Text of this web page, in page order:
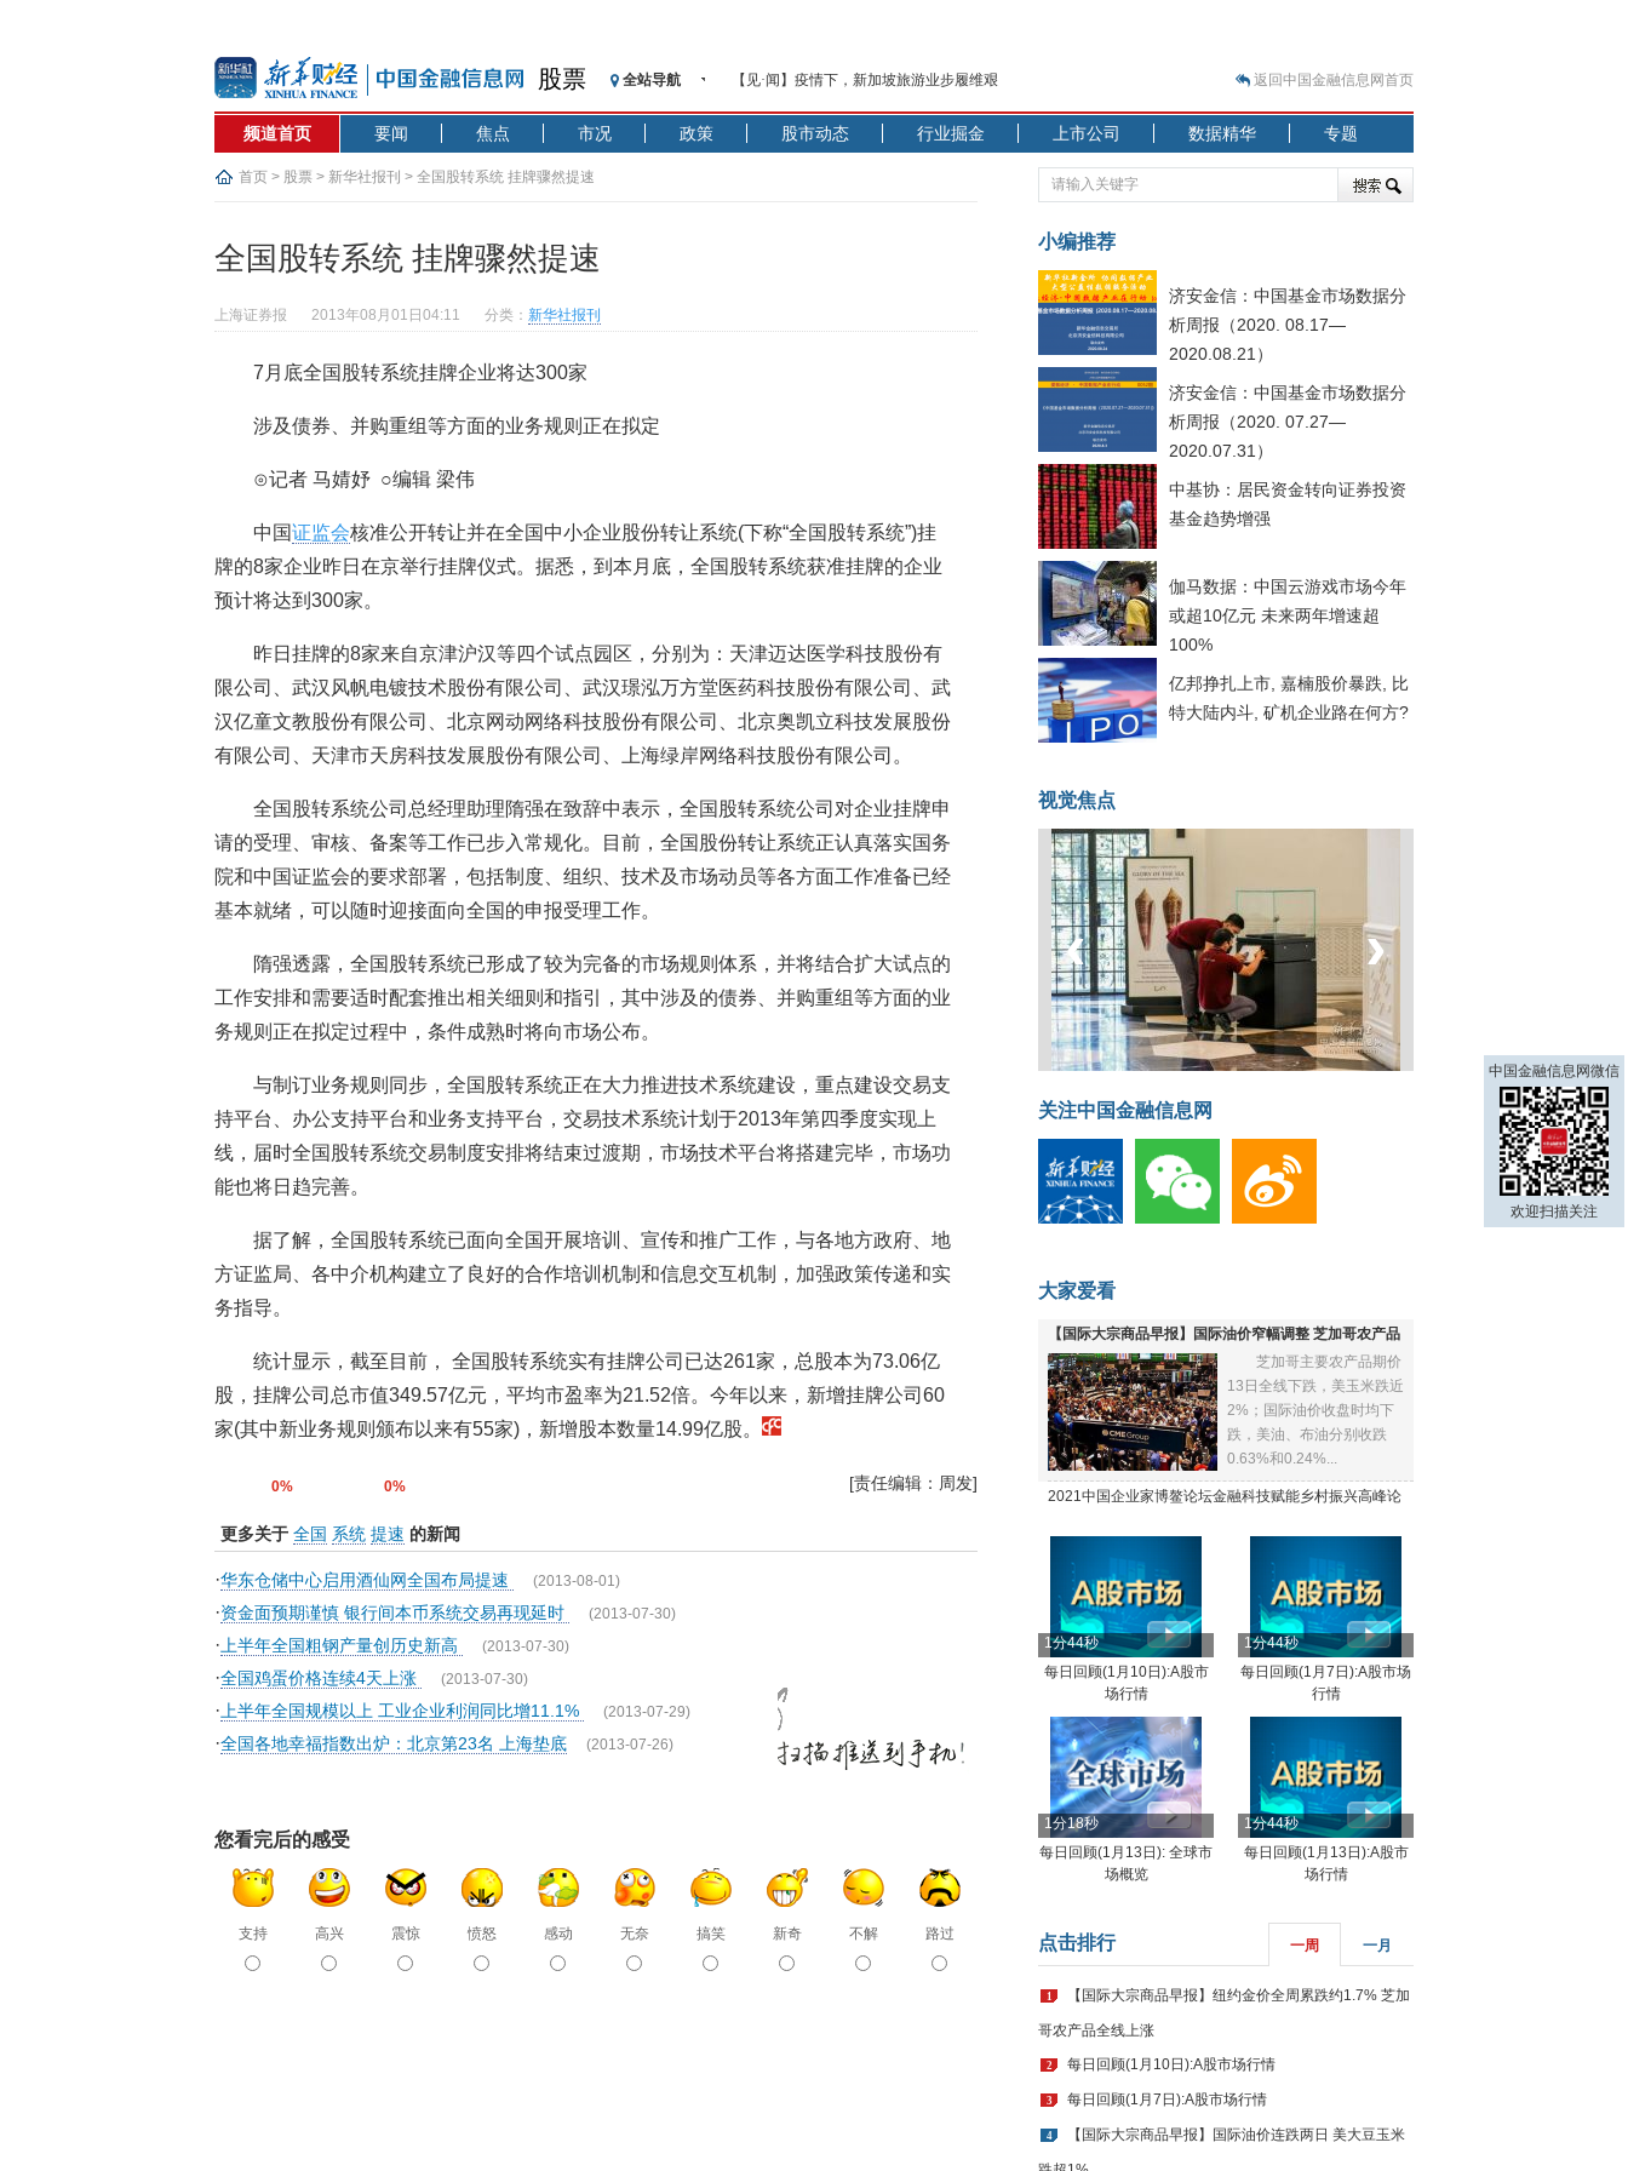
股票 全站导航
【见·闻】疫情下，新加坡旅游业步履维艰
记者手记：疫情下的香港零售业如何浴火重生？
【见·闻】疫情下一家香港传统零售商的转型突围之旅
济安金信：中国基金市场数据分析周报（2020. 07.27—2020.07.31）
【新华财经调查】同业存单、结构性存款玩起“跷跷板” 结构性失衡藏
央行公开市场净投放300亿元 短端资金利率明显下行
基本面及股市双轮冲击 债市回调十年期债表现最弱
沥青期货连续两日涨逾3% 沪银及两粕涨势喜人
恒生聚源：北斗收官之星发射成功，全产业链解析
返回中国金融信息网首页
频道首页 要闻 焦点 市况 政策 股市动态 行业掘金 上市公司 数据精华 专题
首页 > 股票 > 新华社报刊 > 全国股转系统 挂牌骤然提速
全国股转系统 挂牌骤然提速
上海证券报 2013年08月01日04:11 分类： 新华社报刊
7月底全国股转系统挂牌企业将达300家
涉及债券、并购重组等方面的业务规则正在拟定
⊙记者 马婧妤 ○编辑 梁伟
中国证监会核准公开转让并在全国中小企业股份转让系统(下称“全国股转系统”)挂
牌的8家企业昨日在京举行挂牌仪式。据悉，到本月底，全国股转系统获准挂牌的企业
预计将达到300家。
昨日挂牌的8家来自京津沪汉等四个试点园区，分别为：天津迈达医学科技股份有
限公司、武汉风帆电镀技术股份有限公司、武汉璟泓万方堂医药科技股份有限公司、武
汉亿童文教股份有限公司、北京网动网络科技股份有限公司、北京奥凯立科技发展股份
有限公司、天津市天房科技发展股份有限公司、上海绿岸网络科技股份有限公司。
全国股转系统公司总经理助理隋强在致辞中表示，全国股转系统公司对企业挂牌申
请的受理、审核、备案等工作已步入常规化。目前，全国股份转让系统正认真落实国务
院和中国证监会的要求部署，包括制度、组织、技术及市场动员等各方面工作准备已经
基本就绪，可以随时迎接面向全国的申报受理工作。
隋强透露，全国股转系统已形成了较为完备的市场规则体系，并将结合扩大试点的
工作安排和需要适时配套推出相关细则和指引，其中涉及的债券、并购重组等方面的业
务规则正在拟定过程中，条件成熟时将向市场公布。
与制订业务规则同步，全国股转系统正在大力推进技术系统建设，重点建设交易支
持平台、办公支持平台和业务支持平台，交易技术系统计划于2013年第四季度实现上
线，届时全国股转系统交易制度安排将结束过渡期，市场技术平台将搭建完毕，市场功
能也将日趋完善。
据了解，全国股转系统已面向全国开展培训、宣传和推广工作，与各地方政府、地
方证监局、各中介机构建立了良好的合作培训机制和信息交互机制，加强政策传递和实
务指导。
统计显示，截至目前， 全国股转系统实有挂牌公司已达261家，总股本为73.06亿
股，挂牌公司总市值349.57亿元，平均市盈率为21.52倍。今年以来，新增挂牌公司60
家(其中新业务规则颁布以来有55家)，新增股本数量14.99亿股。
0% 0% [责任编辑：周发]
更多关于 全国 系统 提速 的新闻
·华东仓储中心启用酒仙网全国布局提速 (2013-08-01)
·资金面预期谨慎 银行间本币系统交易再现延时 (2013-07-30)
· 上半年全国粗钢产量创历史新高 (2013-07-30)
·全国鸡蛋价格连续4天上涨 (2013-07-30)
· 上半年全国规模以上 工业企业利润同比增11.1% (2013-07-29)
·全国各地幸福指数出炉：北京第23名 上海垫底 (2013-07-26)
您看完后的感受
支持 高兴 震惊 愤怒 感动 无奈 搞笑 新奇 不解 路过
小编推荐
济安金信：中国基金市场数据分
析周报（2020. 08.17—
2020.08.21）
济安金信：中国基金市场数据分
析周报（2020. 07.27—
2020.07.31）
中基协：居民资金转向证券投资
基金趋势增强
伽马数据：中国云游戏市场今年
或超10亿元 未来两年增速超
100%
亿邦挣扎上市, 嘉楠股价暴跌, 比
特大陆内斗, 矿机企业路在何方?
视觉焦点
菲律宾：防疫降级
‹ ›
关注中国金融信息网
大家爱看
【国际大宗商品早报】国际油价窄幅调整 芝加哥农产品
全线下跌
芝加哥主要农产品期价
13日全线下跌，美玉米跌近
2%；国际油价收盘时均下
跌，美油、布油分别收跌
0.63%和0.24%...
2021中国企业家博鳌论坛金融科技赋能乡村振兴高峰论
1分44秒
每日回顾(1月10日):A股市
场行情
1分44秒
每日回顾(1月7日):A股市场
行情
1分18秒
每日回顾(1月13日): 全球市
场概览
1分44秒
每日回顾(1月13日):A股市
场行情
点击排行 一周 一月
1 【国际大宗商品早报】纽约金价全周累跌约1.7% 芝加
哥农产品全线上涨
2 每日回顾(1月10日):A股市场行情
3 每日回顾(1月7日):A股市场行情
4 【国际大宗商品早报】国际油价连跌两日 美大豆玉米
中国金融信息网微信
欢迎扫描关注